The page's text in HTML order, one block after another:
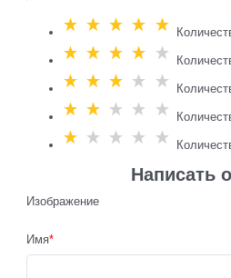
Написать
Изображение
Имя